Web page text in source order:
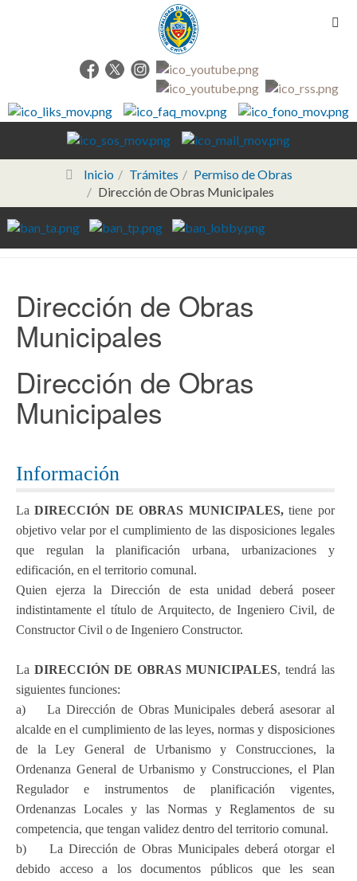
Inicio Trámites
Permiso de Obras
Dirección de Obras Municipales
Dirección de Obras
Municipales
Dirección de Obras
Municipales
Información
LaDIRECCIÓN DE OBRAS MUNICIPALES,tiene por
objetivo velar por el cumplimiento de las disposiciones legales
que regulan la planificación urbana, urbanizaciones y
edificación, en el territorio comunal.
Quien ejerza la Dirección de esta unidad deberá poseer
indistintamente el título de Arquitecto, de Ingeniero Civil, de
Constructor Civil o de Ingeniero Constructor.
La DIRECCIÓN DE OBRAS MUNICIPALES, tendrá las
siguientes funciones:
a) La Dirección de Obras Municipales deberá asesorar al
alcalde en el cumplimiento de las leyes, normas y disposiciones
de la Ley General de Urbanismo y Construcciones, la
Ordenanza General de Urbanismo y Construcciones, el Plan
Regulador e instrumentos de planificación vigentes,
Ordenanzas Locales y las Normas y Reglamentos de su
competencia, que tengan validez dentro del territorio comunal.
b) La Dirección de Obras Municipales deberá otorgar el
debido acceso a los documentos públicos que les sean